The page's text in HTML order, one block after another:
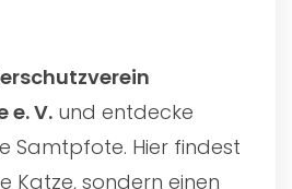
e. V. und entdecke
Samtpfote. Hier findest
Katze, sondern einen